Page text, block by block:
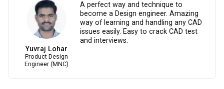
Yuvraj Lohar
Product Design
Engineer (MNC)
A perfect way and technique to
become a Design engineer. Amazing
way of learning and handling any CAD
issues easily. Easy to crack CAD test
and interviews.